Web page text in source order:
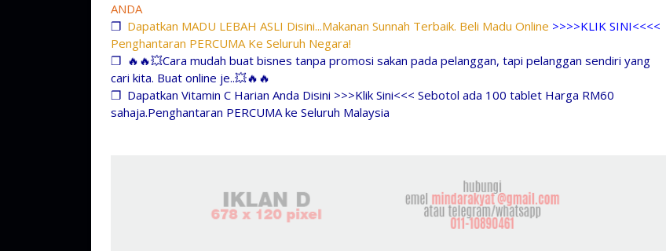
ANDA
❐ Dapatkan MADU LEBAH ASLI Disini...Makanan Sunnah Terbaik. Beli Madu Online >>>>KLIK SINI<<<<
Penghantaran PERCUMA Ke Seluruh Negara!
❐ 🔥🔥💥Cara mudah buat bisnes tanpa promosi sakan pada pelanggan, tapi pelanggan sendiri yang
cari kita. Buat online je..💥🔥🔥
❐ Dapatkan Vitamin C Harian Anda Disini >>>Klik Sini<<< Sebotol ada 100 tablet Harga RM60
sahaja.Penghantaran PERCUMA ke Seluruh Malaysia